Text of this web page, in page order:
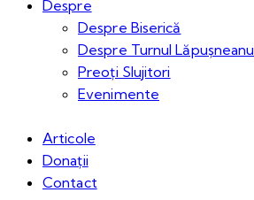
Despre
Despre Biserică
Despre Turnul Lăpușneanu
Preoți Slujitori
Evenimente
Articole
Donații
Contact